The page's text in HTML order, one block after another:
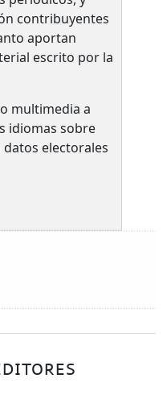
contribuyentes
aportan
escrito por la
multimedia a
idiomas sobre
electorales